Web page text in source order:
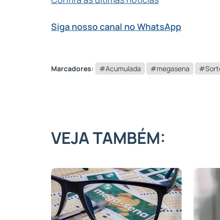
Siga nosso canal no WhatsApp
Marcadores: #Acumulada #megasena
VEJA TAMBÉM: